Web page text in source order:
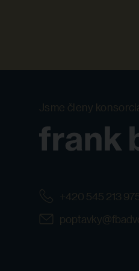
Jsme členy
+420 545 213